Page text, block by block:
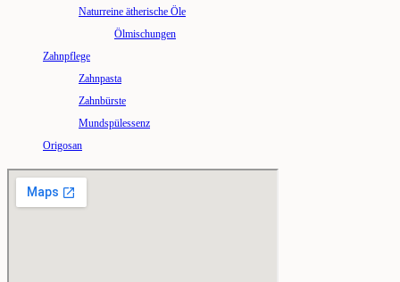
Naturreine ätherische Öle
Ölmischungen
Zahnpflege
Zahnpasta
Zahnbürste
Mundspülessenz
Origosan